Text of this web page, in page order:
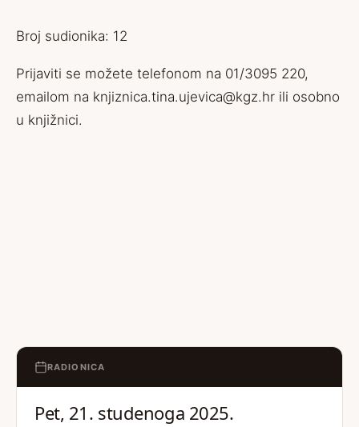
Broj sudionika: 12
Prijaviti se možete telefonom na 01/3095 220,
emailom na knjiznica.tina.ujevica@kgz.hr ili osobno
u knjižnici.
RADIONICA
Pet, 21. studenoga 2025.